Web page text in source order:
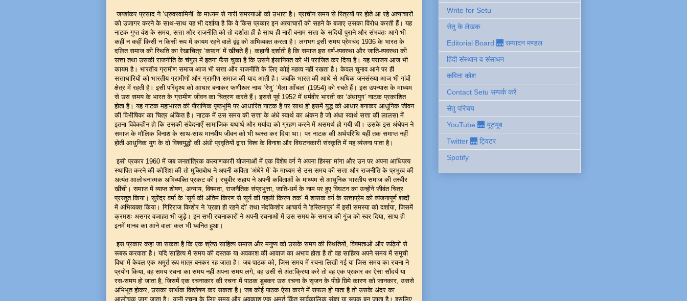
जयशंकर प्रसाद ने ‘ध्रुवस्वामिनी’ के माध्यम से नारी समस्याओं को उभारा है। प्राचीन समय से स्त्रियों पर होते आ रहे अत्याचारों
को उजागर करने के साथ-साथ यह भी दर्शाया है कि वे किस प्रकार इन अत्याचारों को सहने के बजाए उसका विरोध करती हैं। यह
नाटक गुप्त वंश के समय, सत्ता और राजनीति को तो दर्शाता ही है साथ ही नारी बनाम सत्ता के सदियों पुराने और संभवतः आगे भी
कहीं न कहीं किसी न किसी रूप में कायम रहने वाले द्वंद्व को अभिव्यक्त करता है। लगभग इसी समय प्रेमचंद 1936 के भारत के
दलित समाज की स्थिति का रेखाचित्र ‘कफ़न’ में खींचते हैं। कहानी दर्शाती है कि समाज इस वर्ण-व्यवस्था और जाति-व्यवस्था की
सत्ता तथा उसकी राजनीति के चंगुल में इतना फँस चुका है कि उसने इंसानियत को भी पराजित कर दिया है। यह पराजय आज भी
कायम है। भारतीय ग्रामीण समाज आज भी सत्ता और राजनीति के लिए कोई महत्व नहीं रखता है। केवल चुनाव आने पर ही
सत्ताधारियों को भारतीय ग्रामीणों और ग्रामीण समाज की याद आती है। जबकि भारत की आधे से अधिक जनसंख्या आज भी गांवों
क्षेत्र में रहती है। इसी परिदृश्य को आधार बनाकर फणीश्वर नाथ ‘रेणु’ ‘मैला आँचल’ (1954) को रचते हैं। इस उपन्यास के माध्यम
से उस समय के भारत के ग्रामीण जीवन का चित्रण करते हैं। इससे पूर्व 1952 में धर्मवीर भारती का ‘अंधायुग’ नाटक प्रकाशित
होता है। यह नाटक महाभारत की पौराणिक पृष्ठभूमि पर आधारित नाटक है पर साथ ही इसमें युद्ध को आधार बनाकर आधुनिक जीवन
की विभीषिका का चित्र अंकित है। नाटक में उस समय की सत्ता के अंधे स्वार्थ का अंकन है जो अंधा स्वार्थ सत्ता की लालसा में
इतना विवेकहीन हो कि उसकी संवेदनाएँ सामाजिक यथार्थ और मर्यादा को ग्रहण करने में असमर्थ हो गयी थी। उसके इस अंधेपन ने
समाज के मौलिक विनाश के साथ-साथ मानवीय जीवन को भी ध्वस्त कर दिया था। पर नाटक की अर्थपरिधि यहीं तक समाप्त नहीं
होती आधुनिक युग के दो विश्वयुद्धों की अंधी प्रवृतियों द्वारा विश्व के विनाश और विघटनकारी संस्कृति में यह व्यंजना पाता है।
इसी प्रकार 1960 में जब जनतांत्रिक कल्याणकारी योजनाओं में एक विशेष वर्ग ने अपना हिस्सा मांगा और उन पर अपना आधिपत्य
स्थापित करने की कोशिश की तो मुक्तिबोध ने अपनी कविता ‘अंधेरे में’ के माध्यम से उस समय की सत्ता और राजनीति के प्रभुत्व की
अत्यंत आलोचनात्मक अभिव्यक्ति प्रकट की। रघुवीर सहाय ने अपनी कविताओं के माध्यम से आधुनिक भारतीय समाज की तस्वीर
खींची। समाज में व्याप्त शोषण, अन्याय, विषमता, राजनैतिक संप्रभुत्ता, जाति-धर्म के नाम पर हुए विघटन का उन्होंने जीवंत चित्र
प्रस्तुत किया। सुरेंद्र वर्मा के ‘सूर्य की अंतिम किरण से सूर्य की पहली किरण तक’ में शासक वर्ग के सत्ताप्रेम को व्यंजनापूर्ण शब्दों
में अभिव्यक्त किया। गिरिराज किशोर ने ‘प्रज्ञा ही रहने दो’ तथा नंदकिशोर आचार्य ने ‘हस्तिनापुर’ में इसी समस्या को दर्शाया, जिसमें
क्रमशः असगर वजाहत भी जुड़े। इन सभी रचनाकारों ने अपनी रचनाओं में उस समय के समाज की गूंज को स्वर दिया, साथ ही
इनमें मानव का आने वाला कल भी ध्वनित हुआ।
इस प्रकार कहा जा सकता है कि एक श्रेष्ठ साहित्य समाज और मनुष्य को उसके समय की स्थितियों, विषमताओं और रूढ़ियों से
रूबरू करवाता है। यदि साहित्य में समय की दस्तक या अवकाश की आवाज का अभाव होता है तो वह साहित्य अपने समय में समूची
विधा में केवल एक अमूर्त रूप मात्र बनकर रह जाता है। जब पाठक को, जिस समय में रचना लिखी गई या जिस समय का रचना ने
प्रयोग किया, वह समय रचना का समय नहीं अपना समय लगे, वह उसी से अंत:क्रिया करे तो वह एक प्रकार का ऐसा सौंदर्य या
रस-समय हो जाता है, जिसमें एक रचनाकार की रचना में पाठक डूबकर उस रचना के सृजन के पीछे छिपे कारण को जानकार, उससे
अभिभूत होकर, उसका सार्थक विश्लेषण कर सकता है। जब कोई पाठक ऐसा करने में सफल हो पाता है तो उसके अंदर का
आलोचक जाग जाता है। यानी रचना के लिए समय और अवकाश एक अमूर्त किंतु सार्वकालिक संज्ञा या रूपक बन जाता है। इसलिए
Write for Setu
सेतु के लेखक
Editorial Board 🌉 सम्पादन मण्डल
हिंदी संस्थान व संसाधन
कविता कोश
Contact Setu सम्पर्क करें
सेतु परिचय
YouTube 🌉 यूट्यूब
Twitter 🌉 ट्विटर
Spotify